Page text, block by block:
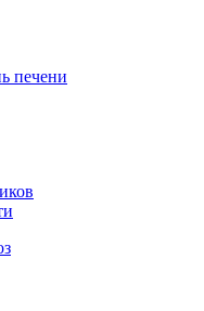
печени